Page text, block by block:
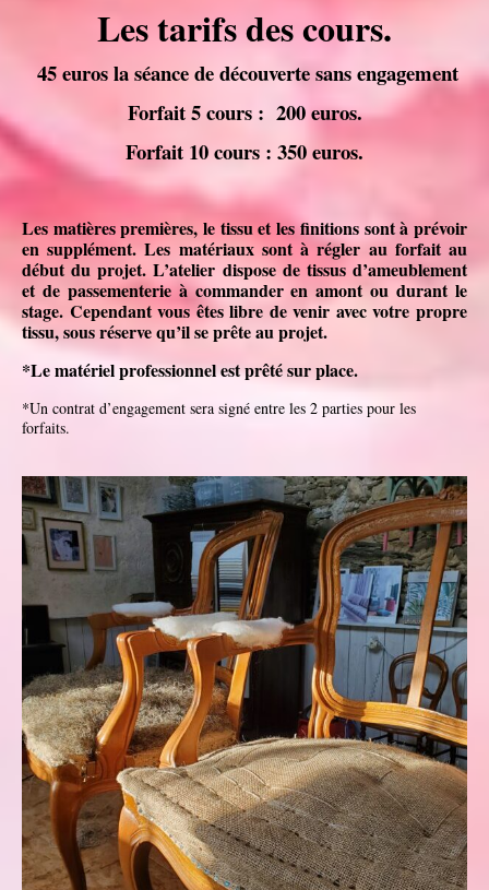
Les tarifs des cours.
45 euros la séance de découverte sans engagement
Forfait 5 cours : 200 euros.
Forfait 10 cours : 350 euros.
Les matières premières, le tissu et les finitions sont à prévoir
en supplément.Les matériaux sont à régler au forfait au
début du projet.L’atelier dispose de tissus d’ameublement
et de passementerie à commander en amont ou durant le
stage. Cependant vous êtes libre de venir avec votre propre
tissu, sous réserve qu’il se prête au projet.
*Le matériel professionnel est prêté sur place.
*Un contrat d’engagement sera signé entre les 2 parties pour les
forfaits.